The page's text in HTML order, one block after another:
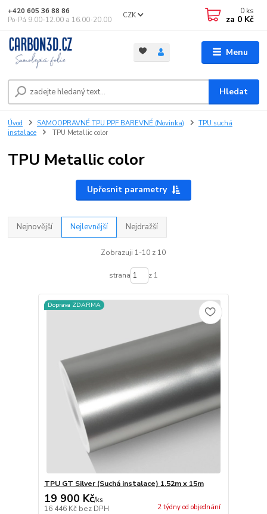
Menu
CZK
Hledat
+420 605 36 88 86
Po-Pá 9.00-12.00 a 16.00-20.00
0 ks
za 0 Kč
Úvod SAMOOPRAVNÉ TPU PPF BAREVNÉ (Novinka)
TPU suchá
instalace
TPU Metallic color
TPU Metallic color
Upřesnit parametry
Nejnovější Nejlevnější Nejdražší
Zobrazuji 1-10 z 10
strana z 1
Doprava ZDARMA
TPU GT Silver (Suchá instalace) 1.52m x 15m
19 900 Kč/ks
16 446 Kč bez DPH 2 týdny od objednání